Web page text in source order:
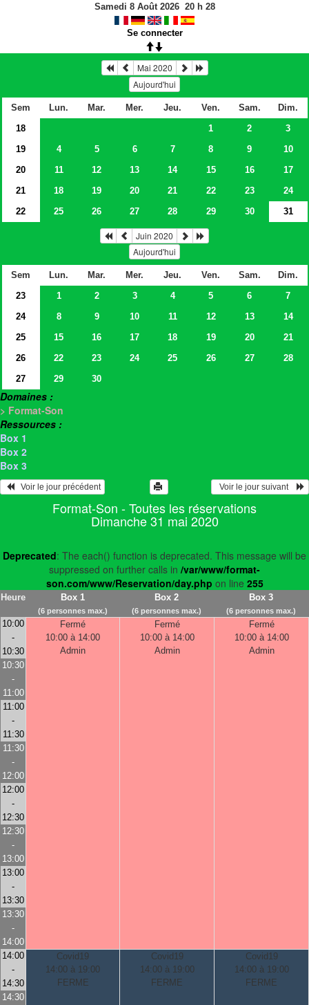
Samedi 8 Août 2026 20h 28
Se connecter
Mai 2020
Aujourd'hui
Sem Lun. Mar. Mer. Jeu. Ven. Sam.
Dim.
18
1 2
3
19
4 5 6 7 8 9
10
20
11 12 13 14 15 16
17
21
18 19 20 21 22 23
24
22
25 26 27 28 29 30 31
Juin 2020
Aujourd'hui
Sem Lun. Mar. Mer. Jeu. Ven. Sam.
Dim.
23
1 2 3 4 5 6
7
24
8 9 10 11 12 13
14
25
15 16 17 18 19 20
21
26
22 23 24 25 26 27
28
27
29 30
Domaines :
> Format-Son
Ressources :
Box 1
Box 2
Box 3
   Voir le jour précédent
  Voir le jour suivant
Format-Son - Toutes les réservations
Dimanche 31 mai 2020
Deprecated: The each() function is deprecated. This message will be
suppressed on further calls in /var/www/format-
son.com/www/Reservation/day.php on line 255
Heure Box 1
(6 personnes max.)
Box 2
(6 personnes max.)
Box 3
(6 personnes max.)
10:00
-
10:30
Fermé
10:00 à 14:00
Admin
Fermé
10:00 à 14:00
Admin
Fermé
10:00 à 14:00
Admin
10:30
-
11:00
11:00
-
11:30
11:30
-
12:00
12:00
-
12:30
12:30
-
13:00
13:00
-
13:30
13:30
-
14:00
14:00
-
14:30
Covid19
14:00 à 19:00
FERME
Covid19
14:00 à 19:00
FERME
Covid19
14:00 à 19:00
FERME
14:30